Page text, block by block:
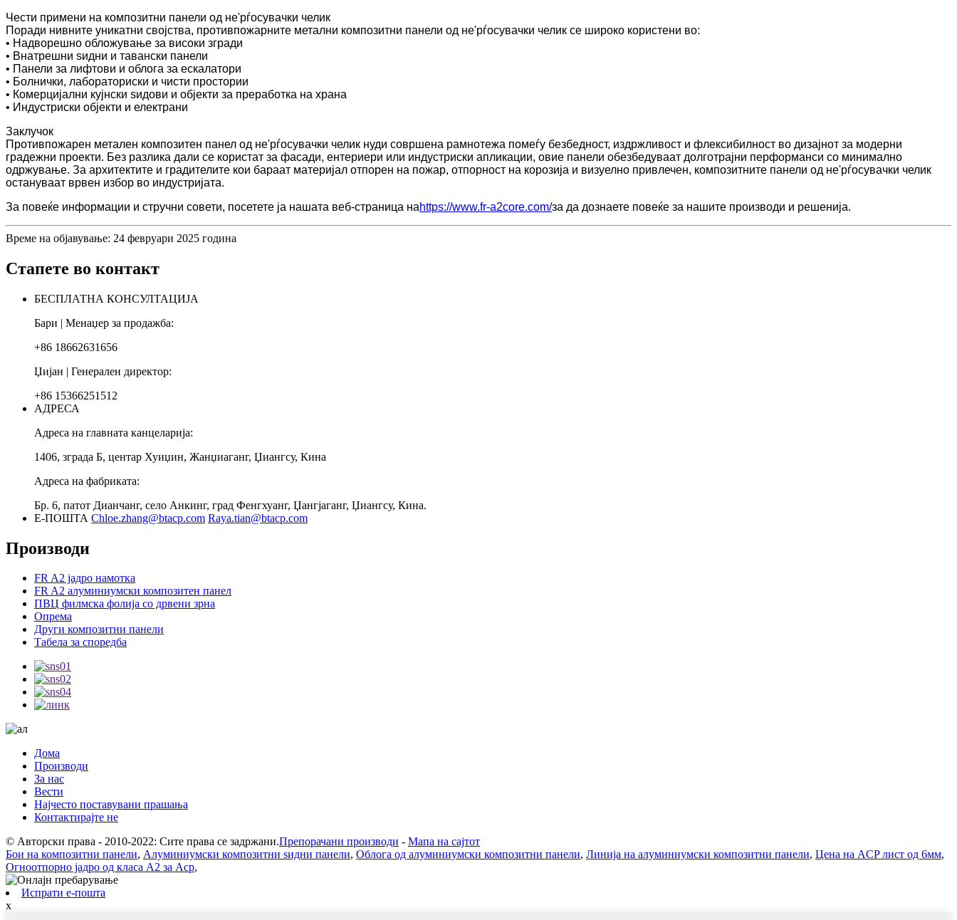
Чести примени на композитни панели од не'рѓосувачки челик
Поради нивните уникатни својства, противпожарните метални композитни панели од не'рѓосувачки челик се широко користени во:
• Надворешно обложување за високи згради
• Внатрешни ѕидни и тавански панели
• Панели за лифтови и облога за ескалатори
• Болнички, лабораториски и чисти простории
• Комерцијални кујнски ѕидови и објекти за преработка на храна
• Индустриски објекти и електрани
Заклучок
Противпожарен метален композитен панел од не'рѓосувачки челик нуди совршена рамнотежа помеѓу безбедност, издржливост и флексибилност во дизајнот за модерни
градежни проекти. Без разлика дали се користат за фасади, ентериери или индустриски апликации, овие панели обезбедуваат долготрајни перформанси со минимално
одржување. За архитектите и градителите кои бараат материјал отпорен на пожар, отпорност на корозија и визуелно привлечен, композитните панели од не'рѓосувачки челик
остануваат врвен избор во индустријата.
За повеќе информации и стручни совети, посетете ја нашата веб-страница наhttps://www.fr-a2core.com/за да дознаете повеќе за нашите производи и решенија.
Време на објавување: 24 февруари 2025 година
Стапете во контакт
БЕСПЛАТНА КОНСУЛТАЦИЈА
Бари | Менаџер за продажба:
+86 18662631656
Џијан | Генерален директор:
+86 15366251512
АДРЕСА
Адреса на главната канцеларија:
1406, зграда Б, центар Хуиџин, Жанџиаганг, Џиангсу, Кина
Адреса на фабриката:
Бр. 6, патот Дианчанг, село Анкинг, град Фенгхуанг, Џангјаганг, Џиангсу, Кина.
Е-ПОШТА Chloe.zhang@btacp.com Raya.tian@btacp.com
Производи
FR A2 јадро намотка
FR A2 алуминиумски композитен панел
ПВЦ филмска фолија со дрвени зрна
Опрема
Други композитни панели
Табела за споредба
Дома
Производи
За нас
Вести
Најчесто поставувани прашања
Контактирајте не
© Авторски права - 2010-2022: Сите права се задржани.Препорачани производи - Мапа на сајтот
Бои на композитни панели, Алуминиумски композитни ѕидни панели, Облога од алуминиумски композитни панели, Линија на алуминиумски композитни панели, Цена на ACP лист од 6мм,
Огноотпорно јадро од класа А2 за Acp,
Испрати е-пошта
x